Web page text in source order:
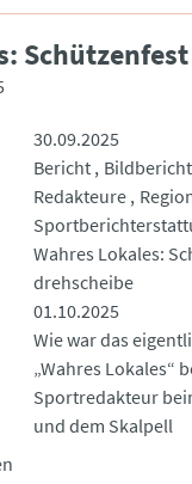
30.09.2025
Bericht
Redakteure
Wahres Lokales:
drehscheibe
01.10.2025
Wie war das
„Wahres Lokales“
Sportredakteur
und dem Skalpell